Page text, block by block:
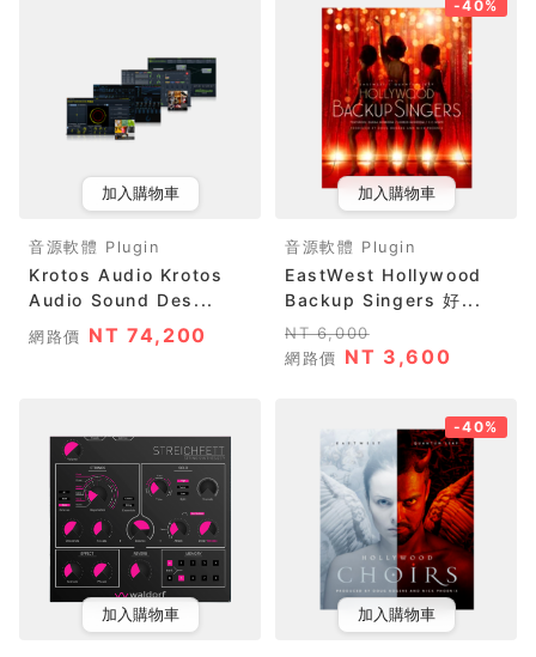
加入購物車
音源軟體 Plugin
Krotos Audio Krotos
Audio Sound Des...
網路價 NT 74,200
-40%
加入購物車
音源軟體 Plugin
EastWest Hollywood
Backup Singers 好...
NT 6,000
網路價 NT 3,600
加入購物車
-40%
加入購物車